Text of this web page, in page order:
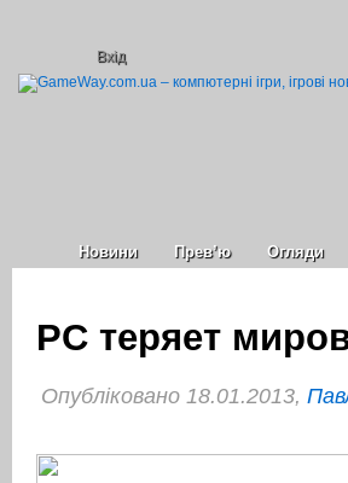
Вхід
Новини Прев’ю Огляди
PC теряет
Опубліковано 18.01.2013,